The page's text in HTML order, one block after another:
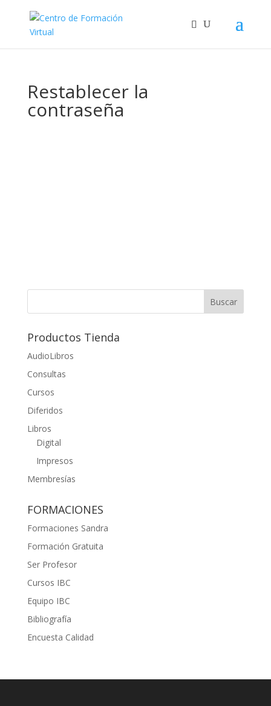
Restablecer la
contraseña
Productos Tienda
AudioLibros
Consultas
Cursos
Diferidos
Libros
Digital
Impresos
Membresías
FORMACIONES
Formaciones Sandra
Formación Gratuita
Ser Profesor
Cursos IBC
Equipo IBC
Bibliografía
Encuesta Calidad